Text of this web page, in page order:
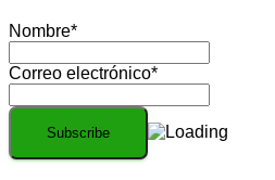
Nombre*
Correo electrónico*